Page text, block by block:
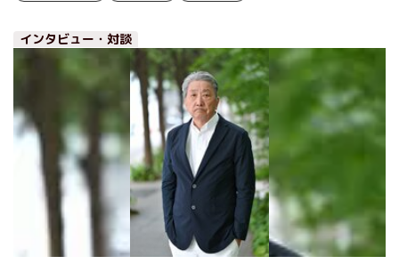
インタビュー・対談